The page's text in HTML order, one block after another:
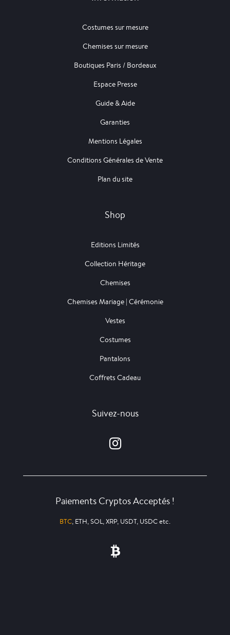
Costumes sur mesure
Chemises sur mesure
Boutiques Paris / Bordeaux
Espace Presse
Guide & Aide
Garanties
Mentions Légales
Conditions Générales de Vente
Plan du site
Shop
Editions Limités
Collection Héritage
Chemises
Chemises Mariage | Cérémonie
Vestes
Costumes
Pantalons
Coffrets Cadeau
Suivez-nous
Paiements Cryptos Acceptés !
BTC, ETH, SOL, XRP, USDT, USDC etc.